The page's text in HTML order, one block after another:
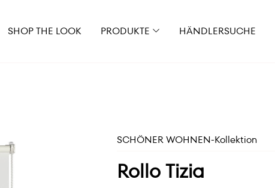
SHOP THE LOOK PRODUKTE HÄNDLERSUCHE
SCHÖNER WOHNEN-Kollektion
Rollo Tizia